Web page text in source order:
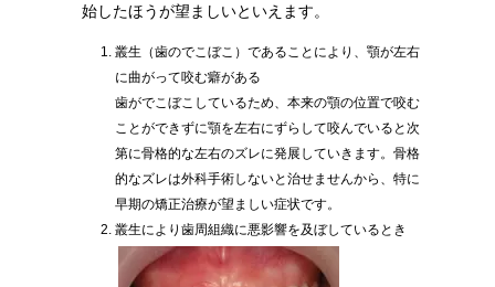
始したほうが望ましいといえます。
叢生（歯のでこぼこ）であることにより、顎が左右
に曲がって咬む癖がある
歯がでこぼこしているため、本来の顎の位置で咬む
ことができずに顎を左右にずらして咬んでいると次
第に骨格的な左右のズレに発展していきます。骨格
的なズレは外科手術しないと治せませんから、特に
早期の矯正治療が望ましい症状です。
叢生により歯周組織に悪影響を及ぼしているとき